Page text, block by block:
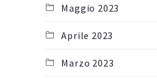
Maggio 2023
Aprile 2023
Marzo 2023